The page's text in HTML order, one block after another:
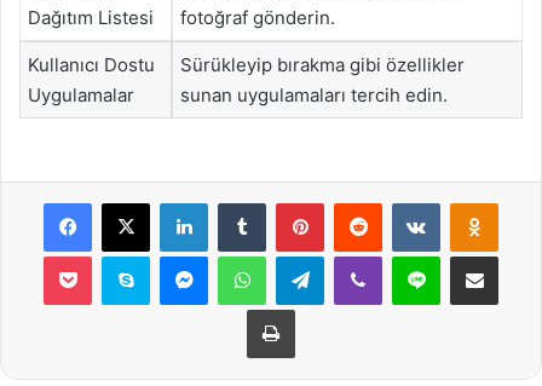
Dağıtım Listesi
fotoğraf gönderin.
Kullanıcı Dostu
Uygulamalar
Sürükleyip bırakma gibi özellikler
sunan uygulamaları tercih edin.
Facebook
X LinkedInTumblr PinterestReddit VKontakte
Pocket Skype MessengerWhatsAppTelegramViber Line E-Posta ile
Yazdır